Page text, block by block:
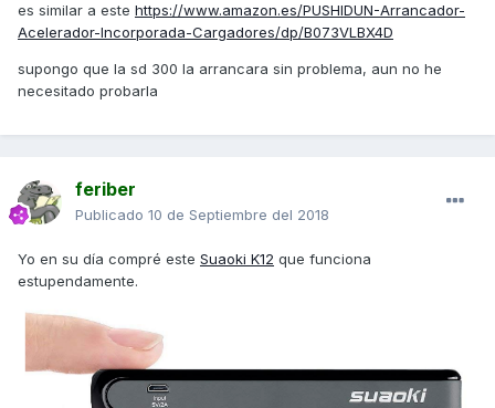
es similar a este https://www.amazon.es/PUSHIDUN-Arrancador-
Acelerador-Incorporada-Cargadores/dp/B073VLBX4D
supongo que la sd 300 la arrancara sin problema, aun no he
necesitado probarla
feriber
Publicado 10 de Septiembre del 2018
Yo en su día compré este Suaoki K12 que funciona
estupendamente.